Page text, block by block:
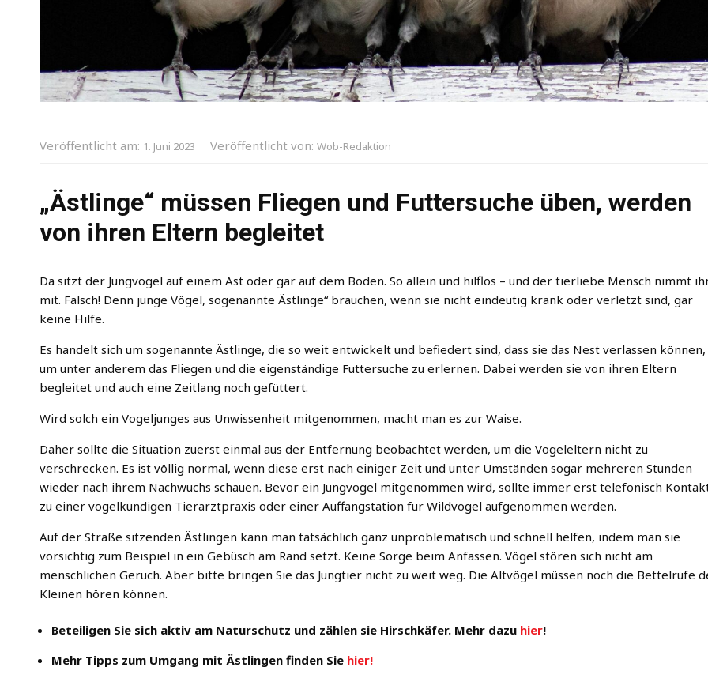
Veröffentlicht am: 1. Juni 2023 Veröffentlicht von: Wob-Redaktion
„Ästlinge“ müssen Fliegen und Futtersuche üben, werden
von ihren Eltern begleitet
Da sitzt der Jungvogel auf einem Ast oder gar auf dem Boden. So allein und hilflos – und der tierliebe Mensch nimmt
mit. Falsch! Denn junge Vögel, sogenannte Ästlinge“ brauchen, wenn sie nicht eindeutig krank oder verletzt sind, gar
keine Hilfe.
Es handelt sich um sogenannte Ästlinge, die so weit entwickelt und befiedert sind, dass sie das Nest verlassen können,
um unter anderem das Fliegen und die eigenständige Futtersuche zu erlernen. Dabei werden sie von ihren Eltern
begleitet und auch eine Zeitlang noch gefüttert.
Wird solch ein Vogeljunges aus Unwissenheit mitgenommen, macht man es zur Waise.
Daher sollte die Situation zuerst einmal aus der Entfernung beobachtet werden, um die Vogeleltern nicht zu
verschrecken. Es ist völlig normal, wenn diese erst nach einiger Zeit und unter Umständen sogar mehreren Stunden
wieder nach ihrem Nachwuchs schauen. Bevor ein Jungvogel mitgenommen wird, sollte immer erst telefonisch
zu einer vogelkundigen Tierarztpraxis oder einer Auffangstation für Wildvögel aufgenommen werden.
Auf der Straße sitzenden Ästlingen kann man tatsächlich ganz unproblematisch und schnell helfen, indem man sie
vorsichtig zum Beispiel in ein Gebüsch am Rand setzt. Keine Sorge beim Anfassen. Vögel stören sich nicht am
menschlichen Geruch. Aber bitte bringen Sie das Jungtier nicht zu weit weg. Die Altvögel müssen noch die Bettelrufe
Kleinen hören können.
Beteiligen Sie sich aktiv am Naturschutz und zählen sie Hirschkäfer. Mehr dazu hier!
Mehr Tipps zum Umgang mit Ästlingen finden Sie hier!